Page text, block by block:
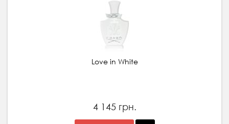
Love in White
4 145 грн.